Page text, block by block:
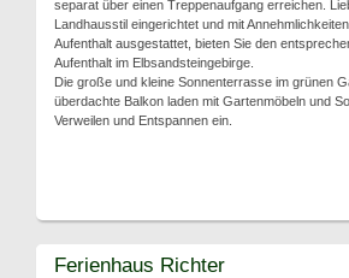
separat über einen Treppenaufgang erreichen.
Landhausstil eingerichtet und mit
Aufenthalt ausgestattet, bieten Sie den
Aufenthalt im Elbsandsteingebirge.
Die große und kleine Sonnenterrasse im grünen
überdachte Balkon laden mit Gartenmöbeln und
Verweilen und Entspannen ein.
Ferienhaus Richter